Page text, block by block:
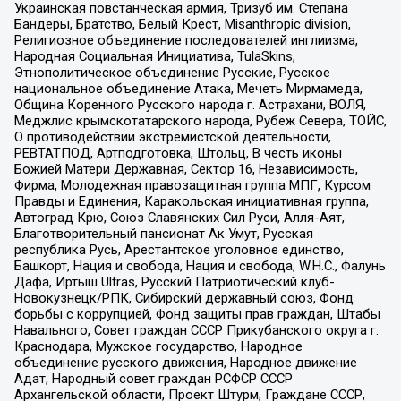
Украинская повстанческая армия, Тризуб им. Степана
Бандеры, Братство, Белый Крест, Misanthropic division,
Религиозное объединение последователей инглиизма,
Народная Социальная Инициатива, TulaSkins,
Этнополитическое объединение Русские, Русское
национальное объединение Атака, Мечеть Мирмамеда,
Община Коренного Русского народа г. Астрахани, ВОЛЯ,
Меджлис крымскотатарского народа, Рубеж Севера, ТОЙС,
О противодействии экстремистской деятельности,
РЕВТАТПОД, Артподготовка, Штольц, В честь иконы
Божией Матери Державная, Сектор 16, Независимость,
Фирма, Молодежная правозащитная группа МПГ, Курсом
Правды и Единения, Каракольская инициативная группа,
Автоград Крю, Союз Славянских Сил Руси, Алля-Аят,
Благотворительный пансионат Ак Умут, Русская
республика Русь, Арестантское уголовное единство,
Башкорт, Нация и свобода, Нация и свобода, W.H.С., Фалунь
Дафа, Иртыш Ultras, Русский Патриотический клуб-
Новокузнецк/РПК, Сибирский державный союз, Фонд
борьбы с коррупцией, Фонд защиты прав граждан, Штабы
Навального, Совет граждан СССР Прикубанского округа г.
Краснодара, Мужское государство, Народное
объединение русского движения, Народное движение
Адат, Народный совет граждан РСФСР СССР
Архангельской области, Проект Штурм, Граждане СССР,